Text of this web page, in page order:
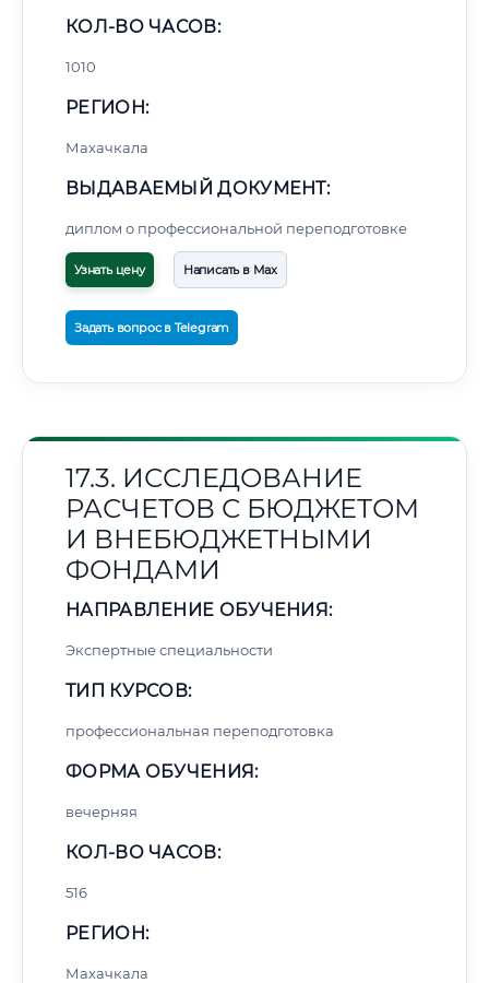
КОЛ-ВО ЧАСОВ:
1010
РЕГИОН:
Махачкала
ВЫДАВАЕМЫЙ ДОКУМЕНТ:
диплом о профессиональной переподготовке
Узнать цену Написать в Max
Задать вопрос в Telegram
17.3. ИССЛЕДОВАНИЕ
РАСЧЕТОВ С БЮДЖЕТОМ
И ВНЕБЮДЖЕТНЫМИ
ФОНДАМИ
НАПРАВЛЕНИЕ ОБУЧЕНИЯ:
Экспертные специальности
ТИП КУРСОВ:
профессиональная переподготовка
ФОРМА ОБУЧЕНИЯ:
вечерняя
КОЛ-ВО ЧАСОВ:
516
РЕГИОН:
Махачкала